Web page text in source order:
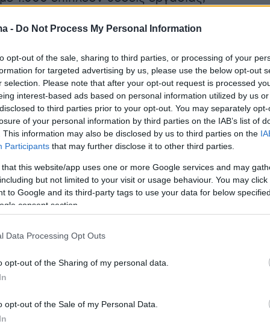
- Do Not Process My Personal Information
opt-out of the sale, sharing to third parties, or processing of your
for targeted advertising by us, please use the below opt-out
selection. Please note that after your opt-out request is processed
interest-based ads based on personal information utilized by us
to third parties prior to your opt-out. You may separately
of your personal information by third parties on the IAB’s list of
This information may also be disclosed by us to third parties on the
Participants that may further disclose it to other third parties.
that this website/app uses one or more Google services and may
but not limited to your visit or usage behaviour. You may
to Google and its third-party tags to use your data for below
consent section.
Data Processing Opt Outs
opt-out of the Sharing of my personal data.
opt-out of the Sale of my Personal Data.
Οργανισμούς Τοπικής Αυτοδιοίκησης
συμβάλλει ουσιαστικά στην προώθηση της
ένταξης και της πραγματικής ισότητας.
έχουμε ενισχύσει τους Οργανισμούς Τοπικής
με συνολικά 3.000 εργαζόμενους από την
προγράμματος, συμβάλλοντας έτσι στην
τους. Θα συνεχίσουμε αδιάκοπα την
να προσφέρουμε ίσες ευκαιρίες για όλους
προβλέπει την κάλυψη 1.000 επιπλέον
Άτομα με Αναπηρία στο ψηφιακό μητρώο
Δημόσιας Υπηρεσίας Απασχόλησης (ΔΥΠΑ).